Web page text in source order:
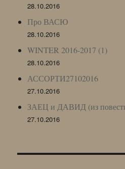
28.10.2016
Про ВАСЮ
28.10.2016
WINTER 2016-2017 (1)
28.10.2016
АССОРТИ27102016
27.10.2016
ЗАЕЦ и ДАВИД (из
27.10.2016